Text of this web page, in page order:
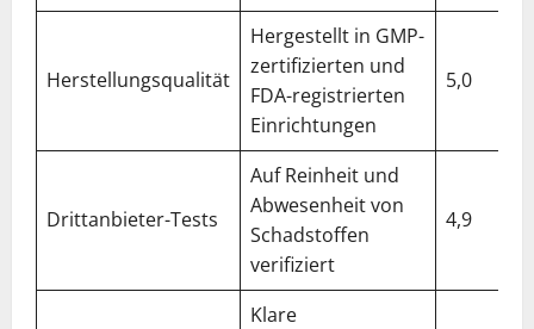
Herstellungsqualität
Hergestellt in GMP-
zertifizierten und
FDA-registrierten
Einrichtungen
5,0
Drittanbieter-Tests
Auf Reinheit und
Abwesenheit von
Schadstoffen
verifiziert
4,9
Klare